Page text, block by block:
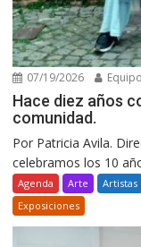
07/19/2026
Hace diez años
comunidad.
Por Patricia Avila.
celebramos los 10
Agenda Arte Artistas
Exposiciones